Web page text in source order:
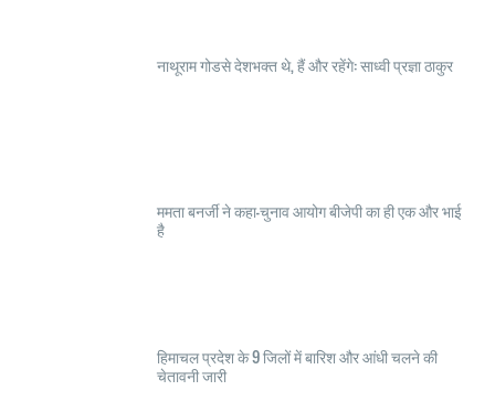
नाथूराम गोडसे देशभक्त थे, हैं और रहेंगे: साध्वी प्रज्ञा ठाकुर
ममता बनर्जी ने कहा-चुनाव आयोग बीजेपी का ही एक और भाई
है
हिमाचल प्रदेश के 9 जिलों में बारिश और आंधी चलने की
चेतावनी जारी